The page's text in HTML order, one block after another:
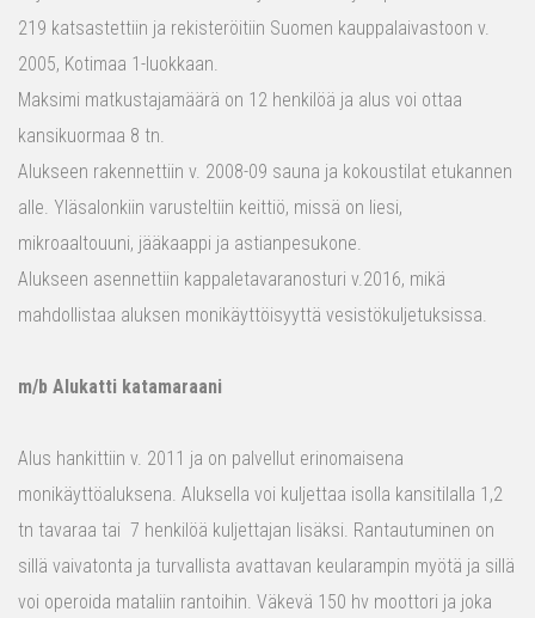
219 katsastettiin ja rekisteröitiin Suomen kauppalaivastoon v.
2005, Kotimaa 1-luokkaan.
Maksimi matkustajamäärä on 12 henkilöä ja alus voi ottaa
kansikuormaa 8 tn.
Alukseen rakennettiin v. 2008-09 sauna ja kokoustilat etukannen
alle. Yläsalonkiin varusteltiin keittiö, missä on liesi,
mikroaaltouuni, jääkaappi ja astianpesukone.
Alukseen asennettiin kappaletavaranosturi v.2016, mikä
mahdollistaa aluksen monikäyttöisyyttä vesistökuljetuksissa.
m/b Alukatti katamaraani
Alus hankittiin v. 2011 ja on palvellut erinomaisena
monikäyttöaluksena. Aluksella voi kuljettaa isolla kansitilalla 1,2
tn tavaraa tai 7 henkilöä kuljettajan lisäksi. Rantautuminen on
sillä vaivatonta ja turvallista avattavan keularampin myötä ja sillä
voi operoida mataliin rantoihin. Väkevä 150 hv moottori ja joka